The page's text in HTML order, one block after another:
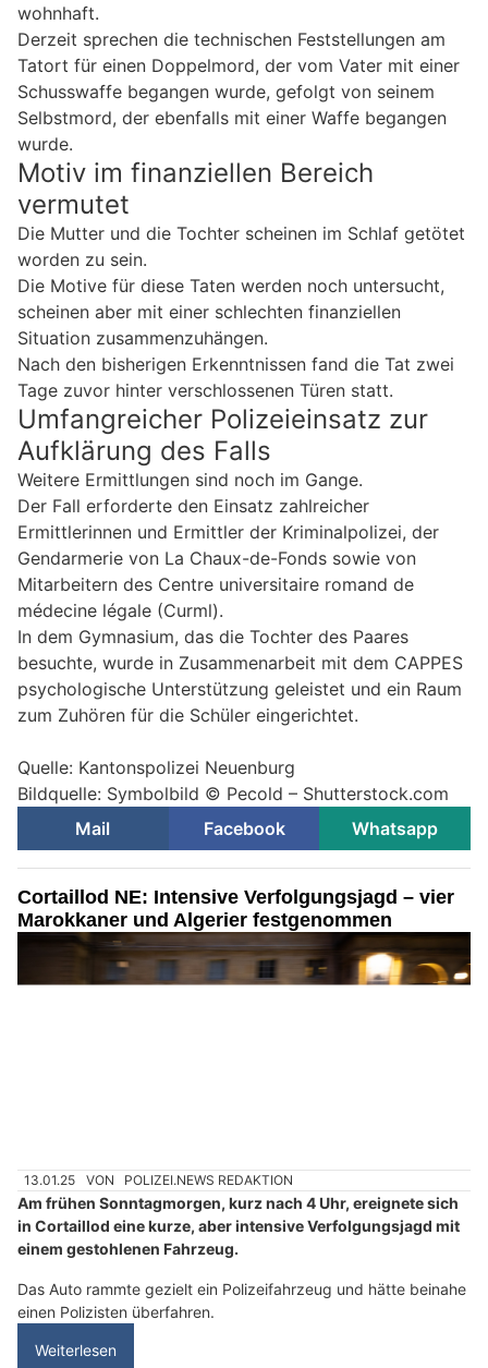
wohnhaft.
Derzeit sprechen die technischen Feststellungen am
Tatort für einen Doppelmord, der vom Vater mit einer
Schusswaffe begangen wurde, gefolgt von seinem
Selbstmord, der ebenfalls mit einer Waffe begangen
wurde.
Motiv im finanziellen Bereich
vermutet
Die Mutter und die Tochter scheinen im Schlaf getötet
worden zu sein.
Die Motive für diese Taten werden noch untersucht,
scheinen aber mit einer schlechten finanziellen
Situation zusammenzuhängen.
Nach den bisherigen Erkenntnissen fand die Tat zwei
Tage zuvor hinter verschlossenen Türen statt.
Umfangreicher Polizeieinsatz zur
Aufklärung des Falls
Weitere Ermittlungen sind noch im Gange.
Der Fall erforderte den Einsatz zahlreicher
Ermittlerinnen und Ermittler der Kriminalpolizei, der
Gendarmerie von La Chaux-de-Fonds sowie von
Mitarbeitern des Centre universitaire romand de
médecine légale (Curml).
In dem Gymnasium, das die Tochter des Paares
besuchte, wurde in Zusammenarbeit mit dem CAPPES
psychologische Unterstützung geleistet und ein Raum
zum Zuhören für die Schüler eingerichtet.
Quelle: Kantonspolizei Neuenburg
Bildquelle: Symbolbild © Pecold – Shutterstock.com
Mail
Facebook Whatsapp
Cortaillod NE: Intensive Verfolgungsjagd – vier
Marokkaner und Algerier festgenommen
13.01.25 VON POLIZEI.NEWS REDAKTION
Am frühen Sonntagmorgen, kurz nach 4 Uhr, ereignete sich
in Cortaillod eine kurze, aber intensive Verfolgungsjagd mit
einem gestohlenen Fahrzeug.
Das Auto rammte gezielt ein Polizeifahrzeug und hätte beinahe
einen Polizisten überfahren.
Weiterlesen